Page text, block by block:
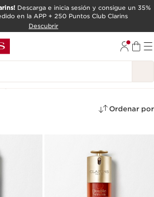
Descarga e inicia sesión y consigue un 35%
en la APP + 250 Puntos Club Clarins
Descubrir
Ordenar por